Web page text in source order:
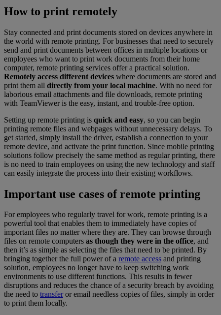
How to print remotely
Stay connected and print documents stored on devices anywhere in
the world with remote printing. For businesses that need to securely
send and print documents between offices in multiple locations or
employees who want to print work documents from their home
computer, remote printing services offer a practical solution.
Remotely access different devices where documents are stored and
print them all directly from your local machine. With no need for
laborious email attachments and file downloads, remote printing
with TeamViewer is the easy, instant, and trouble-free option.
Setting up remote printing is quick and easy, so you can begin
printing remote files and webpages without unnecessary delays. To
get started, simply install the driver, establish a connection to your
remote device, and activate the print function. Since mobile printing
solutions follow precisely the same method as regular printing, there
is no need to train employees on using the new technology and staff
can easily integrate the process into their existing workflows.
Important use cases of remote printing
For employees who regularly travel for work, remote printing is a
powerful tool that enables them to immediately have copies of
important files no matter where they are. They can browse through
files on remote computers as though they were in the office, and
then it’s as simple as selecting the files that need to be printed. By
bringing together the full power of a remote access and printing
solution, employees no longer have to keep switching work
environments to use different functions. This results in fewer
disruptions and reduces the chance of a security breach by avoiding
the need to transferor email needless copies of files, simply in order
to print them locally.